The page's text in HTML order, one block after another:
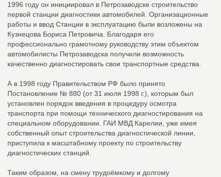
1996 году он инициировал в Петрозаводске строительство
первой станции диагностики автомобилей. Организационные
работы и ввод Станции в эксплуатацию были возложены на
Кузнецова Бориса Петровича. Благодаря его
профессионально грамотному руководству этим объектом
автомобилисты Петрозаводска получили возможность
качественно диагностировать свои транспортные средства.
А в 1998 году Правительством РФ было принято
Постановление № 880 (от 31 июля 1998 г.), которым был
установлен порядок введения в процедуру осмотра
транспорта при помощи технического диагностирования на
специальном оборудовании. ГАИ МВД Карелии, уже имея
собственный опыт строительства диагностической линии,
приступила к масштабному проекту по строительству
диагностических станций.
Таким образом, на смену трудоёмкому и долгому